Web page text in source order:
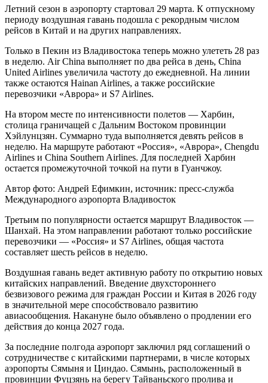
Летний сезон в аэропорту стартовал 29 марта. К отпускному
периоду воздушная гавань подошла с рекордным числом
рейсов в Китай и на других направлениях.
Только в Пекин из Владивостока теперь можно улететь 28 раз
в неделю. Air China выполняет по два рейса в день, China
United Airlines увеличила частоту до ежедневной. На линии
также остаются Hainan Airlines, а также российские
перевозчики «Аврора» и S7 Airlines.
На втором месте по интенсивности полетов — Харбин,
столица граничащей с Дальним Востоком провинции
Хэйлунцзян. Суммарно туда выполняется девять рейсов в
неделю. На маршруте работают «Россия», «Аврора», Chengdu
Airlines и China Southern Airlines. Для последней Харбин
остается промежуточной точкой на пути в Гуанчжоу.
Автор фото: Андрей Ефимкин, источник: пресс-служба
Международного аэропорта Владивосток
Третьим по популярности остается маршрут Владивосток —
Шанхай. На этом направлении работают только российские
перевозчики — «Россия» и S7 Airlines, общая частота
составляет шесть рейсов в неделю.
Воздушная гавань ведет активную работу по открытию новых
китайских направлений. Введение двухстороннего
безвизового режима для граждан России и Китая в 2026 году
в значительной мере способствовало развитию
авиасообщения. Накануне было объявлено о продлении его
действия до конца 2027 года.
За последние полгода аэропорт заключил ряд соглашений о
сотрудничестве с китайскими партнерами, в числе которых
аэропорты Сямыня и Циндао. Сямынь, расположенный в
провинции Фуцзянь на берегу Тайваньского пролива и